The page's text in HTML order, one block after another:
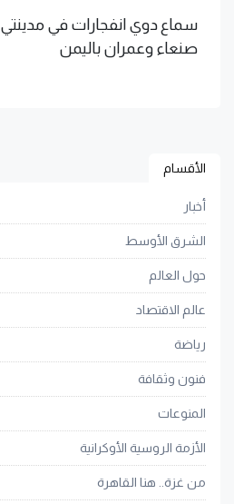
سماع دوي انفجارات في مدينتي
صنعاء وعمران باليمن
الأقسام
أخبار
الشرق الأوسط
حول العالم
عالم الاقتصاد
رياضة
فنون وثقافة
المنوعات
الأزمة الروسية الأوكرانية
من غزة.. هنا القاهرة